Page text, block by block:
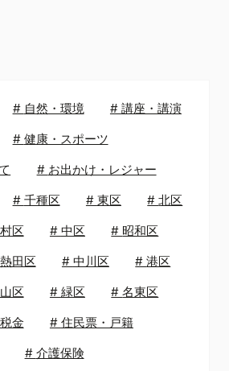
# 自然・環境 # 講座・講演
# 健康・スポーツ
# お出かけ・レジャー
# 千種区 # 東区 #北区
区 # 中区 # 昭和区
熱田区 # 中川区 #港区
区 # 緑区 #名東区
税金 # 住民票・戸籍
# 介護保険